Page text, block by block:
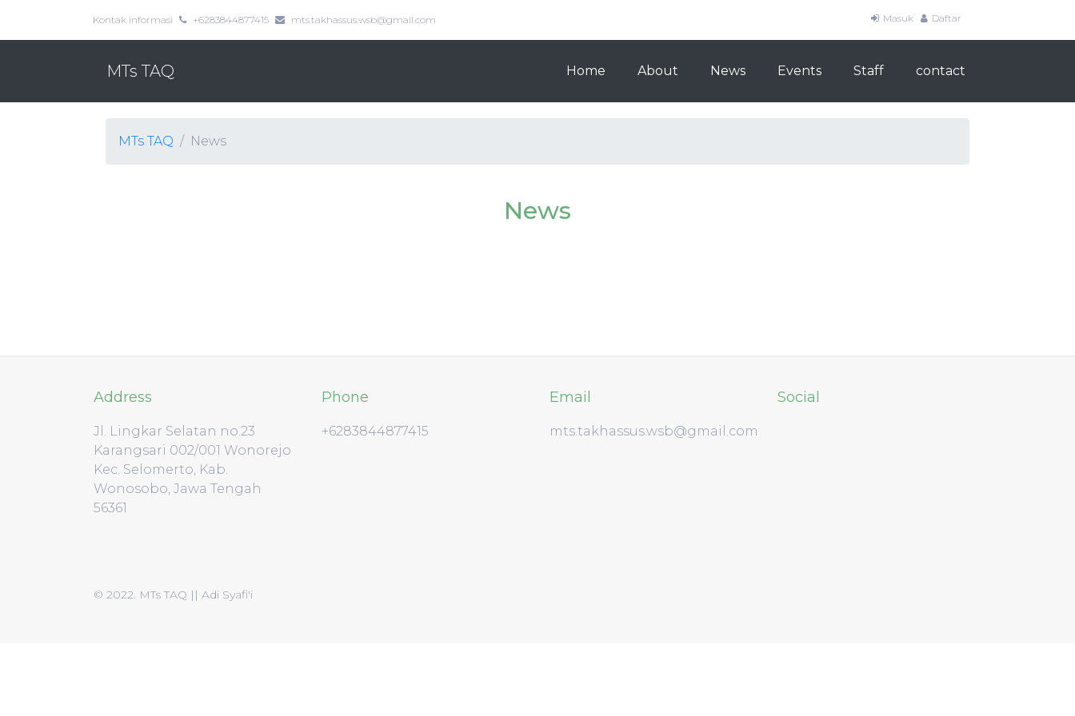
Kontak informasi +6283844877415 mts.takhassus.wsb@gmail.com Masuk Daftar
MTs TAQ Home About News Events Staff contact
MTs TAQ News
News
Address
Jl. Lingkar Selatan no.23
Karangsari 002/001 Wonorejo
Kec. Selomerto, Kab.
Wonosobo, Jawa Tengah
56361
Phone
+6283844877415
Email
mts.takhassus.wsb@gmail.com
Social
© 2022. MTs TAQ || Adi Syafi'i